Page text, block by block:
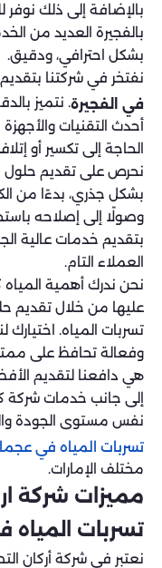
بالإضافة إلى ذلك
بالفجيرة العديد من
بشكل احترافي، ودقيق.
نفتخر في شركتنا
في الفجيرة. نتميز
أحدث التقنيات
الحاجة إلى تكسير أو
نحرص على تقديم حلول
بشكل جذري، بدءًا من
وصولًا إلى إصلاحه
بتقديم خدمات عالية
العملاء التام.
نحن ندرك أهمية
عليها من خلال تقديم
تسربات المياه.
وفعالة تحافظ على
هي دافعنا لتقديم
إلى جانب خدمات شركة
نفس مستوى الجودة
تسربات المياه في
مختلف الإمارات.
مميزات شركة
تسربات المياه
نعتبر في شركة أركان